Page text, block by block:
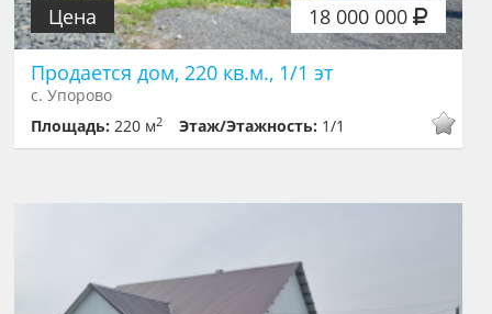
18 000 000
Цена
Продается дом, 220 кв.м., 1/1 эт
с. Упорово
Площадь:220 м2 Этаж/Этажность: 1/1